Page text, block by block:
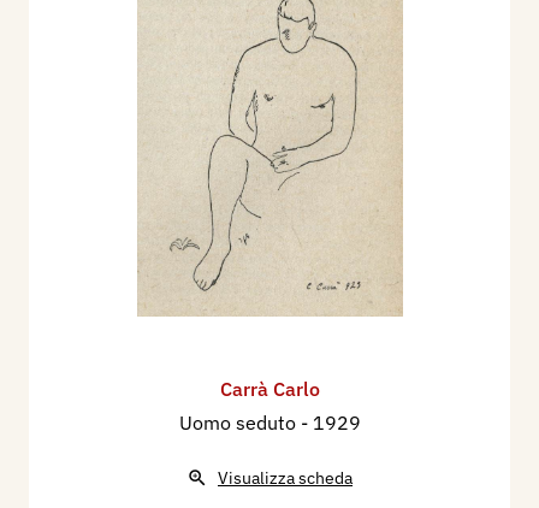
Carrà Carlo
Uomo seduto - 1929
Visualizza scheda